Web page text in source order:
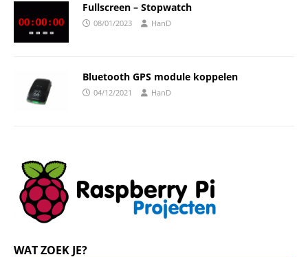
Fullscreen – Stopwatch
08/01/2023 HanD
Bluetooth GPS module koppelen
04/12/2021 HanD
WAT ZOEK JE?